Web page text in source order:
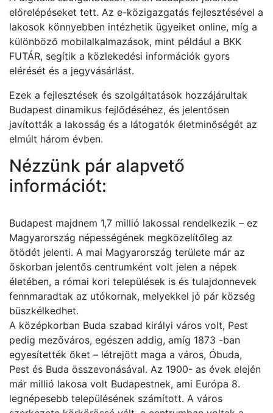
előrelépéseket tett. Az e-közigazgatás fejlesztésével a
lakosok könnyebben intézhetik ügyeiket online, míg a
különböző mobilalkalmazások, mint például a BKK
FUTÁR, segítik a közlekedési információk gyors
elérését és a jegyvásárlást.
Ezek a fejlesztések és szolgáltatások hozzájárultak
Budapest dinamikus fejlődéséhez, és jelentősen
javították a lakosság és a látogatók életminőségét az
elmúlt három évben.
Nézzünk pár alapvető
információt:
Budapest majdnem 1,7 millió lakossal rendelkezik – ez
Magyarország népességének megközelítőleg az
ötödét jelenti. A mai Magyarország területe már az
őskorban jelentős centrumként volt jelen a népek
életében, a római kori települések is és tulajdonnevek
fennmaradtak az utókornak, melyekkel jó pár község
büszkélkedhet.
A középkorban Buda szabad királyi város volt, Pest
pedig mezőváros, egészen addig, amíg 1873 -ban
egyesítették őket – létrejött maga a város, Óbuda,
Pest és Buda összevonásával. Az 1900- as évek elején
már millió lakosa volt Budapestnek, ami Európa 8.
legnépesebb településének számított. A város